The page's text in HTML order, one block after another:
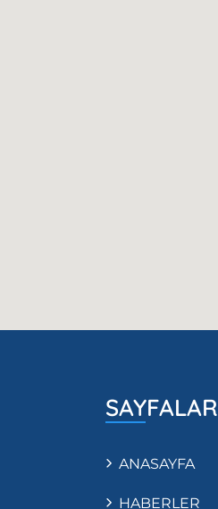
SAYFALAR
ANASAYFA
HABERLER